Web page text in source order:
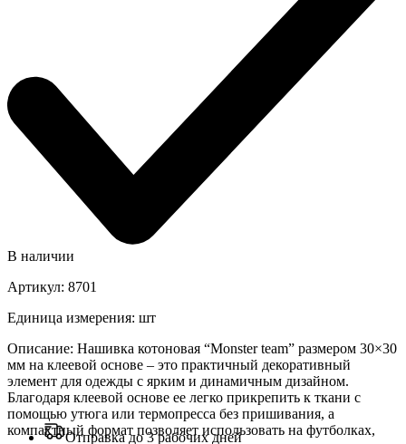
В наличии
Артикул: 8701
Единица измерения: шт
Описание: Нашивка котоновая “Monster team” размером 30×30
мм на клеевой основе – это практичный декоративный
элемент для одежды с ярким и динамичным дизайном.
Благодаря клеевой основе ее легко прикрепить к ткани с
помощью утюга или термопресса без пришивания, а
компактный формат позволяет использовать на футболках,
Отправка до 3 рабочих дней